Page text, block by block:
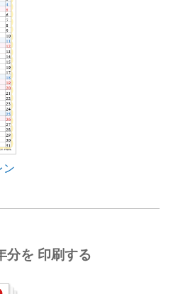
ン
分を 印刷する